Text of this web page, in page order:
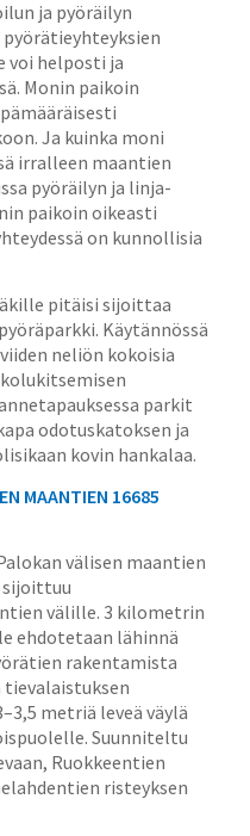
ja pyöräilyn
voi helposti ja
Monin paikoin
Ja kuinka moni
irralleen maantien
pyöräilyn ja linja-
paikoin oikeasti
on kunnollisia
pitäisi sijoittaa
Käytännössä
neliön kokoisia
parkit
odotuskatoksen ja
kovin hankalaa.
MAANTIEN 16685
välisen maantien
sijoittuu
välille. 3 kilometrin
ehdotetaan lähinnä
rakentamista
metriä leveä väylä
Suunniteltu
Ruokkeentien
risteyksen